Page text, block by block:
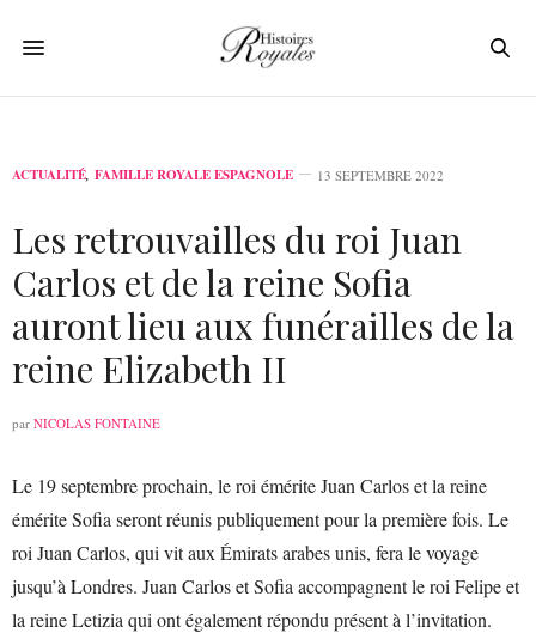
ACTUALITÉ, FAMILLE ROYALE ESPAGNOLE 13 SEPTEMBRE 2022
Les retrouvailles du roi Juan
Carlos et de la reine Sofia
auront lieu aux funérailles de la
reine Elizabeth II
par NICOLAS FONTAINE
Le 19 septembre prochain, le roi émérite Juan Carlos et la reine
émérite Sofia seront réunis publiquement pour la première fois. Le
roi Juan Carlos, qui vit aux Émirats arabes unis, fera le voyage
jusqu’à Londres. Juan Carlos et Sofia accompagnent le roi Felipe et
la reine Letizia qui ont également répondu présent à l’invitation.